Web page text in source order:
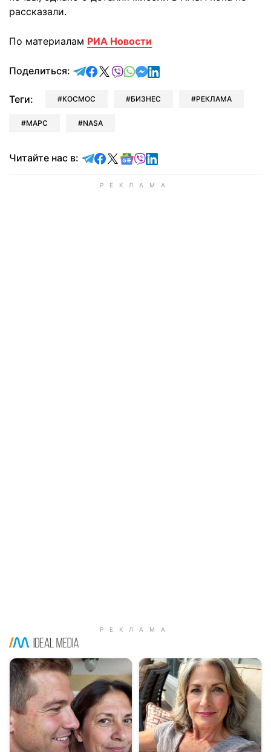
рассказали.
По материалам РИА Новости
Поделиться: отправить в Telegram
поделиться в Facebook
поделиться в X
отправить в Viber
отправить в Whatsapp
отправить в Messenger
отправить в LinkedIn
Теги: КОСМОС БИЗНЕС РЕКЛАМА
МАРС NASA
Читайте нас в: Читайте в Telegram
Читайте в Facebook
Читайте в X
Читайте в Google news
Читайте в Viber
Читайте в LinkedIn